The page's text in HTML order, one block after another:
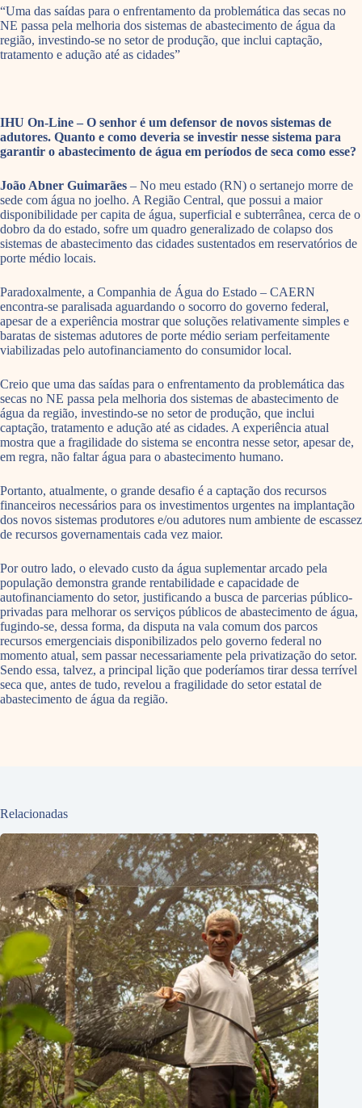
“Uma das saídas para o enfrentamento da problemática das secas no
NE passa pela melhoria dos sistemas de abastecimento de água da
região, investindo-se no setor de produção, que inclui captação,
tratamento e adução até as cidades”
IHU On-Line – O senhor é um defensor de novos sistemas de
adutores. Quanto e como deveria se investir nesse sistema para
garantir o abastecimento de água em períodos de seca como esse?
João Abner Guimarães – No meu estado (RN) o sertanejo morre de
sede com água no joelho. A Região Central, que possui a maior
disponibilidade per capita de água, superficial e subterrânea, cerca de o
dobro da do estado, sofre um quadro generalizado de colapso dos
sistemas de abastecimento das cidades sustentados em reservatórios de
porte médio locais.
Paradoxalmente, a Companhia de Água do Estado – CAERN
encontra-se paralisada aguardando o socorro do governo federal,
apesar de a experiência mostrar que soluções relativamente simples e
baratas de sistemas adutores de porte médio seriam perfeitamente
viabilizadas pelo autofinanciamento do consumidor local.
Creio que uma das saídas para o enfrentamento da problemática das
secas no NE passa pela melhoria dos sistemas de abastecimento de
água da região, investindo-se no setor de produção, que inclui
captação, tratamento e adução até as cidades. A experiência atual
mostra que a fragilidade do sistema se encontra nesse setor, apesar de,
em regra, não faltar água para o abastecimento humano.
Portanto, atualmente, o grande desafio é a captação dos recursos
financeiros necessários para os investimentos urgentes na implantação
dos novos sistemas produtores e/ou adutores num ambiente de escassez
de recursos governamentais cada vez maior.
Por outro lado, o elevado custo da água suplementar arcado pela
população demonstra grande rentabilidade e capacidade de
autofinanciamento do setor, justificando a busca de parcerias público-
privadas para melhorar os serviços públicos de abastecimento de água,
fugindo-se, dessa forma, da disputa na vala comum dos parcos
recursos emergenciais disponibilizados pelo governo federal no
momento atual, sem passar necessariamente pela privatização do setor.
Sendo essa, talvez, a principal lição que poderíamos tirar dessa terrível
seca que, antes de tudo, revelou a fragilidade do setor estatal de
abastecimento de água da região.
Relacionadas